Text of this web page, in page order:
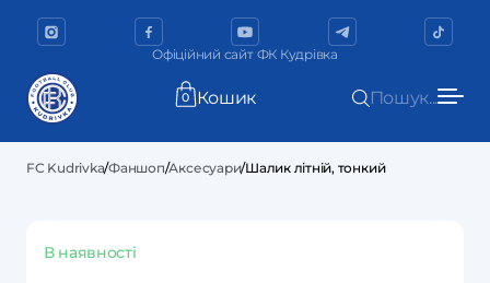
Офіційний сайт ФК Кудрівка
0 Кошик Пошук...
FC Kudrivka/Фаншоп/Аксесуари/Шалик літній, тонкий
В наявності